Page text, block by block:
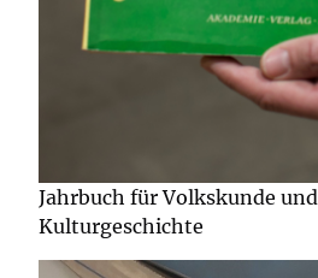
Jahrbuch für Volkskunde und
Kulturgeschichte